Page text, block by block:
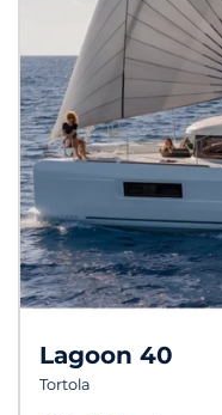
Lagoon 40
Tortola